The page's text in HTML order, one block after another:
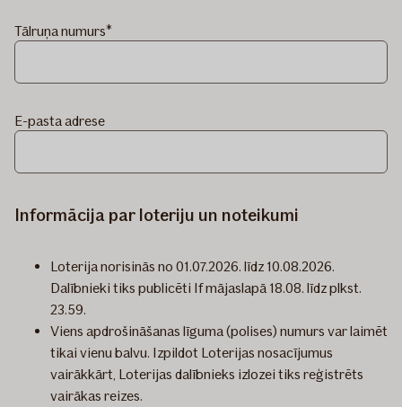
Tālruņa numurs
E-pasta adrese
Informācija par loteriju un noteikumi
Loterija norisinās no 01.07.2026. līdz 10.08.2026.
Dalībnieki tiks publicēti If mājaslapā 18.08. līdz plkst.
23.59.
Viens apdrošināšanas līguma (polises) numurs var laimēt
tikai vienu balvu. Izpildot Loterijas nosacījumus
vairākkārt, Loterijas dalībnieks izlozei tiks reģistrēts
vairākas reizes.